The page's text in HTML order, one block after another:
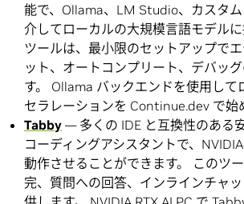
能で、Ollama、LM Studio、カスタ
介してローカルの大規模言語モデル
ツールは、最小限のセットアップで
ット、オートコンプリート、デバッ
す。 Ollama バックエンドを使用して
セラレーションを Continue.dev で始
Tabby — 多くの IDE と互換性のある
コーディングアシスタントで、NVIDIA
動作させることができます。 このツ
完、質問への回答、インラインチャ